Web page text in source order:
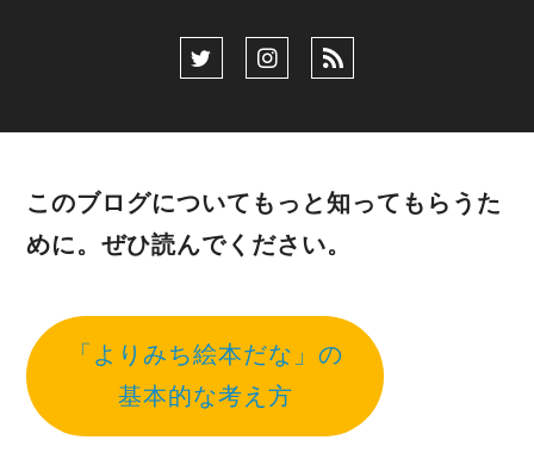
このブログについてもっと知ってもらうた
めに。ぜひ読んでください。
「よりみち絵本だな」の
基本的な考え方